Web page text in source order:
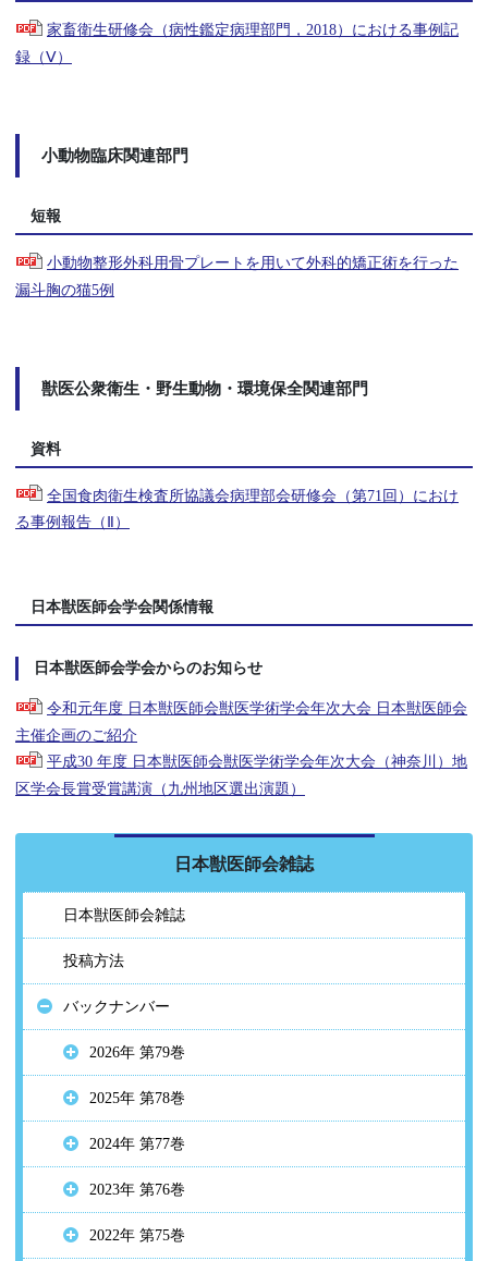
家畜衛生研修会（病性鑑定病理部門，2018）における事例記
録（Ⅴ）
小動物臨床関連部門
短報
小動物整形外科用骨プレートを用いて外科的矯正術を行った
漏斗胸の猫5例
獣医公衆衛生・野生動物・環境保全関連部門
資料
全国食肉衛生検査所協議会病理部会研修会（第71回）におけ
る事例報告（Ⅱ）
日本獣医師会学会関係情報
日本獣医師会学会からのお知らせ
令和元年度 日本獣医師会獣医学術学会年次大会 日本獣医師会
主催企画のご紹介
平成30 年度 日本獣医師会獣医学術学会年次大会（神奈川）地
区学会長賞受賞講演（九州地区選出演題）
日本獣医師会雑誌
日本獣医師会雑誌
投稿方法
バックナンバー
2026年 第79巻
2025年 第78巻
2024年 第77巻
2023年 第76巻
2022年 第75巻